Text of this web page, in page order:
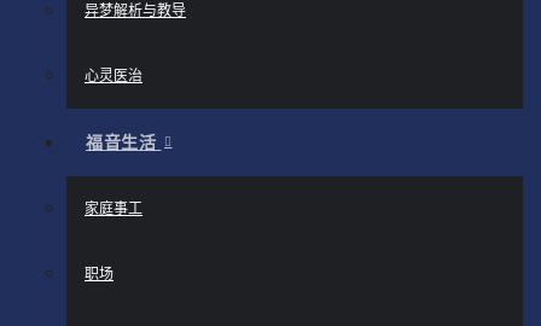
异梦解析与教导
心灵医治
福音生活
家庭事工
职场